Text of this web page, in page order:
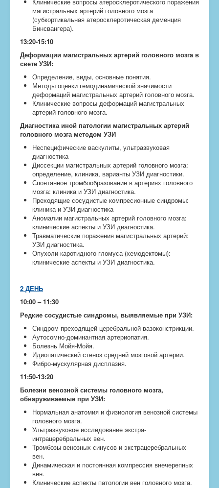
магистральных артерий головного мозга
(субкортикальная атеросклеротическая деменция
Бинсвангера).
13:20-15:10
Деформации магистральных артерий головного мозга в
свете УЗИ:
Определение, виды, основные понятия.
Методы оценки гемодинамической значимости
деформаций магистральных артерий головного мозга.
Клинические вопросы деформаций магистральных
артерий головного мозга.
Диагностика иной патологии магистральных артерий
головного мозга методом УЗИ
Неспецифические васкулиты, ультразвуковая
диагностика
Диссекции магистральных артерий головного мозга:
определение, клиника, варианты УЗИ диагностики.
Спонтанное тромбообразование в артериях головного
мозга: клиника и УЗИ диагностика.
Преходящие сосудистые компресионные синдромы:
клиника и УЗИ диагностика
Аномалии магистральных артерий головного мозга:
клинические аспекты и УЗИ диагностика.
Травматические поражения магистральных артерий:
УЗИ диагностика.
Опухоли каротидного гломуса (хемодектомы):
клинические аспекты и УЗИ диагностика.
2 ДЕНЬ
10:00 – 11:30
Редкие сосудистые синдромы, выявляемые при УЗИ:
Синдром преходящей церебральной вазоконстрикции.
Аутосомно-доминантная артериопатия.
Болезнь Мойя-Мойя.
Идиопатический стеноз средней мозговой артерии.
Фибро-мускулярная дисплазия.
11:50-13:20
Болезни венозной системы головного мозга,
обнаруживаемые при УЗИ:
Нормальная анатомия и физиология венозной системы
головного мозга.
Ультразвуковое исследование экстра-
интрацеребральных вен.
Тромбозы венозных синусов и экстрацеребральных
вен.
Динамическая и постоянная компрессия внечерепных
вен.
Клинические аспекты патологии вен головного мозга.